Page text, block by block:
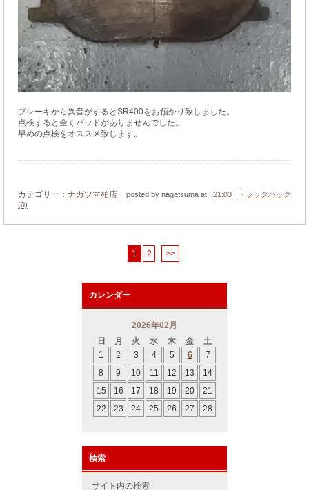
ブレーキから異音がするとSR400をお預かり致しました。
点検すると全くパッドがありませんでした。
早めの点検をオススメ致します。
カテゴリー： ナガツマ柏店 posted by nagatsuma at : 21:03 |
トラックバック
(0)
1 2 >>
カレンダー
2026年02月
日
月 火 水 木 金
土
1
2 3 4 5 6
7
8
9 10 11 12 13
14
15
16 17 18 19 20
21
22
23 24 25 26 27 28
検索
サイト内の検索